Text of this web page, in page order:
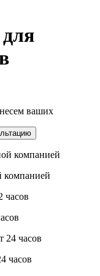
ваших
компанией
часов